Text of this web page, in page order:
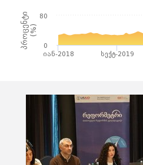
პროცენტი(%)
იან-2018 სექტ-2019
0
80